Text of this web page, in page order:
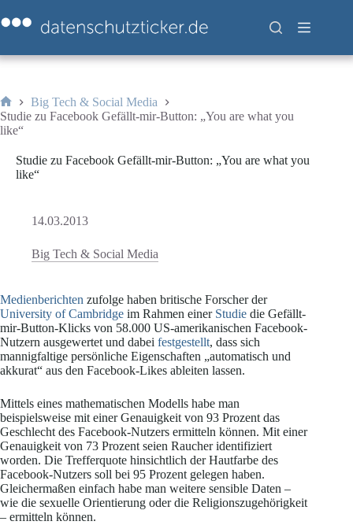
Inhalt
springen
Start
Big Tech & Social Media
Studie zu Facebook Gefällt-mir-Button: „You are what you
like“
Studie zu Facebook Gefällt-mir-Button: „You are what you
like“
14.03.2013
Big Tech & Social Media
Medienberichten zufolge haben britische Forscher der
University of Cambridge im Rahmen einer Studie die Gefällt-
mir-Button-Klicks von 58.000 US-amerikanischen Facebook-
Nutzern ausgewertet und dabei festgestellt, dass sich
mannigfaltige persönliche Eigenschaften „automatisch und
akkurat“ aus den Facebook-Likes ableiten lassen.
Mittels eines mathematischen Modells habe man
beispielsweise mit einer Genauigkeit von 93 Prozent das
Geschlecht des Facebook-Nutzers ermitteln können. Mit einer
Genauigkeit von 73 Prozent seien Raucher identifiziert
worden. Die Trefferquote hinsichtlich der Hautfarbe des
Facebook-Nutzers soll bei 95 Prozent gelegen haben.
Gleichermaßen einfach habe man weitere sensible Daten –
wie die sexuelle Orientierung oder die Religionszugehörigkeit
– ermitteln können.